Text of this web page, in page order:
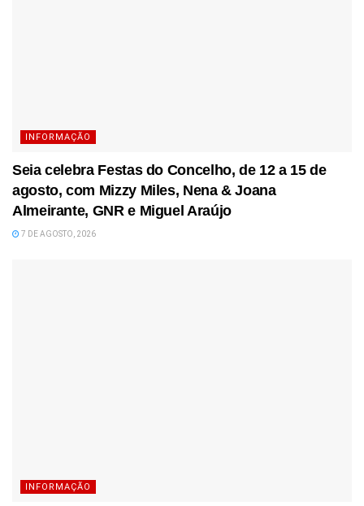
INFORMAÇÃO
Seia celebra Festas do Concelho, de 12 a 15 de
agosto, com Mizzy Miles, Nena & Joana
Almeirante, GNR e Miguel Araújo
7 DE AGOSTO, 2026
INFORMAÇÃO